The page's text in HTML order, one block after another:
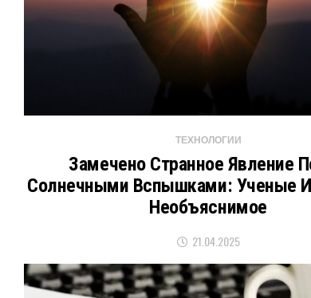
ТЕХНОЛОГИИ
Замечено Странное Явление
Солнечными Вспышками: Ученые
Необъяснимое
21.04.2025